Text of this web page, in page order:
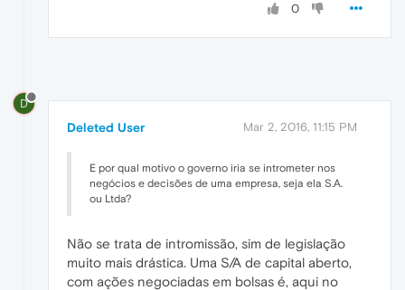
0
D
Deleted User Mar 2, 2016, 11:15 PM
E por qual motivo o governo iria se intrometer nos
negócios e decisões de uma empresa, seja ela S.A.
ou Ltda?
Não se trata de intromissão, sim de legislação
muito mais drástica. Uma S/A de capital aberto,
com ações negociadas em bolsas é, aqui no